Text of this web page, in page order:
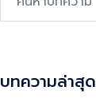
Search…
บทความล่าสุด